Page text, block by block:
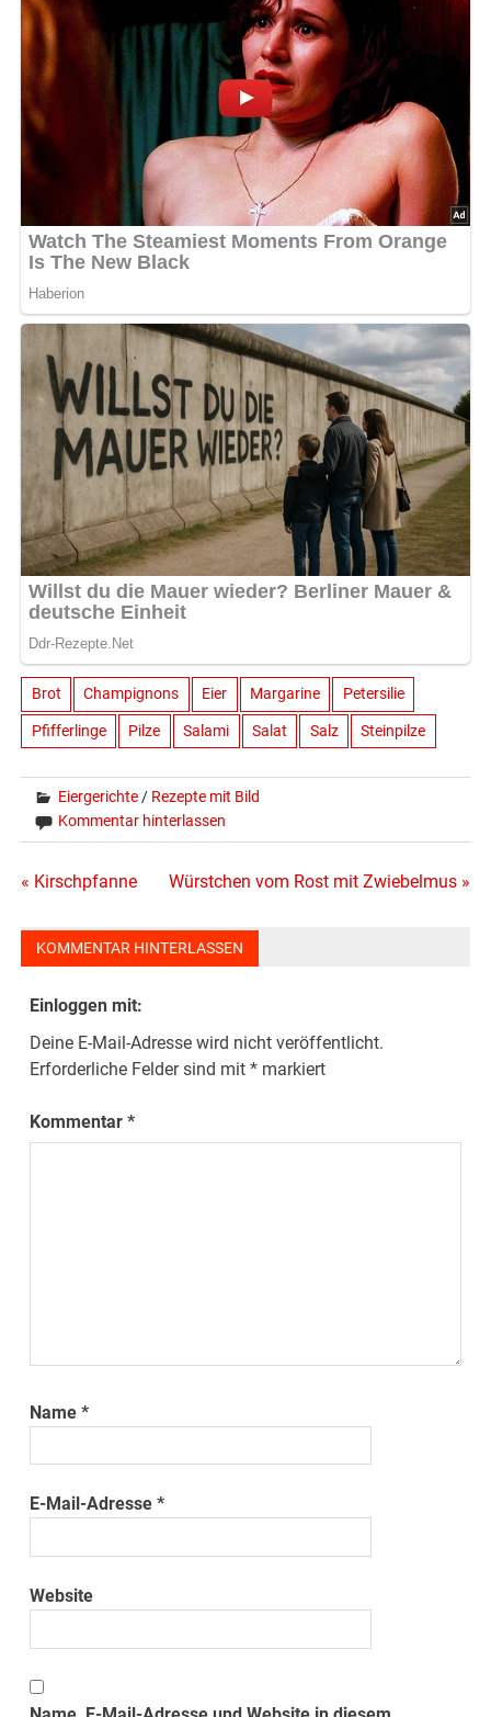
Brot Champignons Eier Margarine Petersilie
Pfifferlinge Pilze Salami Salat Salz Steinpilze
Eiergerichte / Rezepte mit Bild
Kommentar hinterlassen
Beitragsnavigation
« Kirschpfanne Würstchen vom Rost mit Zwiebelmus »
KOMMENTAR HINTERLASSEN
Einloggen mit:
Deine E-Mail-Adresse wird nicht veröffentlicht.
Erforderliche Felder sind mit* markiert
Kommentar*
Name*
E-Mail-Adresse*
Website